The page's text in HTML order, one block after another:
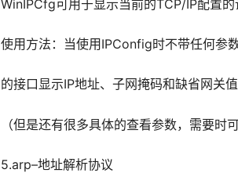
WinIPCfg可用于显示当前的TCP/IP配置的
使用方法：当使用IPConfig时不带任何参
的接口显示IP地址、子网掩码和缺省网关值
（但是还有很多具体的查看参数，需要时
5.arp–地址解析协议